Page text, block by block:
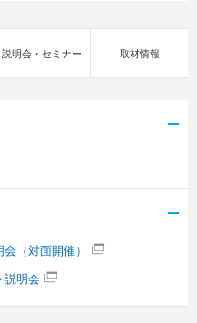
説明会・セミナー 取材情報
（対面開催）
説明会